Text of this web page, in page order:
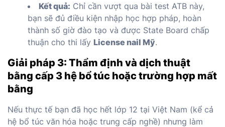
Kết quả: Chỉ cần vượt qua bài test ATB này,
bạn sẽ đủ điều kiện nhập học hợp pháp, hoàn
thành số giờ đào tạo và được State Board chấp
thuận cho thi lấy License nail Mỹ.
Giải pháp 3: Thẩm định và dịch thuật
bằng cấp 3 hệ bổ túc hoặc trường hợp mất
bằng
Nếu thực tế bạn đã học hết lớp 12 tại Việt Nam (kể cả
hệ bổ túc văn hóa hoặc trung cấp nghề) nhưng làm